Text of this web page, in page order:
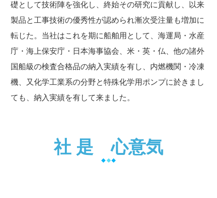
礎として技術陣を強化し、終始その研究に貢献し、以来
製品と工事技術の優秀性が認められ漸次受注量も増加に
転じた。当社はこれを期に船舶用として、海運局・水産
庁・海上保安庁・日本海事協会、米・英・仏、他の諸外
国船級の検査合格品の納入実績を有し、内燃機関・冷凍
機、又化学工業系の分野と特殊化学用ポンプに於きまし
ても、納入実績を有して来ました。
社 是 心意気